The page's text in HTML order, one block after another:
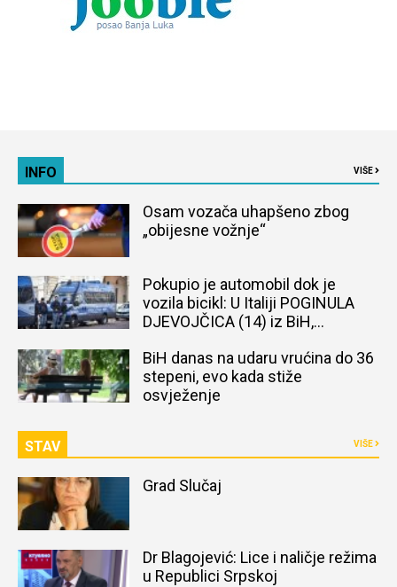
INFO VIŠE
Osam vozača uhapšeno zbog
„obijesne vožnje“
Pokupio je automobil dok je
vozila bicikl: U Italiji POGINULA
DJEVOJČICA (14) iz BiH,
BiH danas na udaru vrućina do 36
stepeni, evo kada stiže
osvježenje
STAV VIŠE
Grad Slučaj
Dr Blagojević: Lice i naličje režima
u Republici Srpskoj